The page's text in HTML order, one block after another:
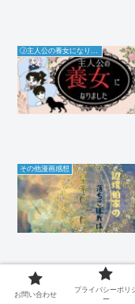
Ⓙ主人公の養女になりました
その他漫画感想
お問い合わせ
プライバシーポリ
ー